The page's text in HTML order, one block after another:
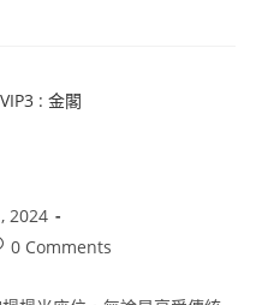
2024
0 Comments